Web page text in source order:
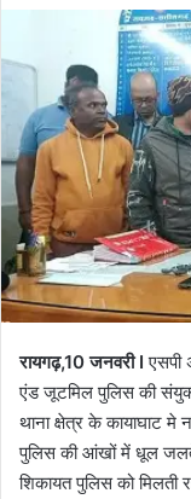
रायगढ़,10 जनवरी Iएसपी
एंड जूटमिल पुलिस की
थाना क्षेत्र के कायाघाट
पुलिस की आंखों में धूल
शिकायत पुलिस को मिलती